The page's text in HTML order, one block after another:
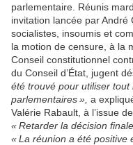
parlementaire. Réunis
invitation lancée par
socialistes, insoumis et
la motion de censure, à la
Conseil constitutionnel
du Conseil d’État, jugent
été trouvé pour utiliser tout
parlementaires », a
Valérie Rabault, à l’issue
« Retarder la décision
« La réunion a été positive